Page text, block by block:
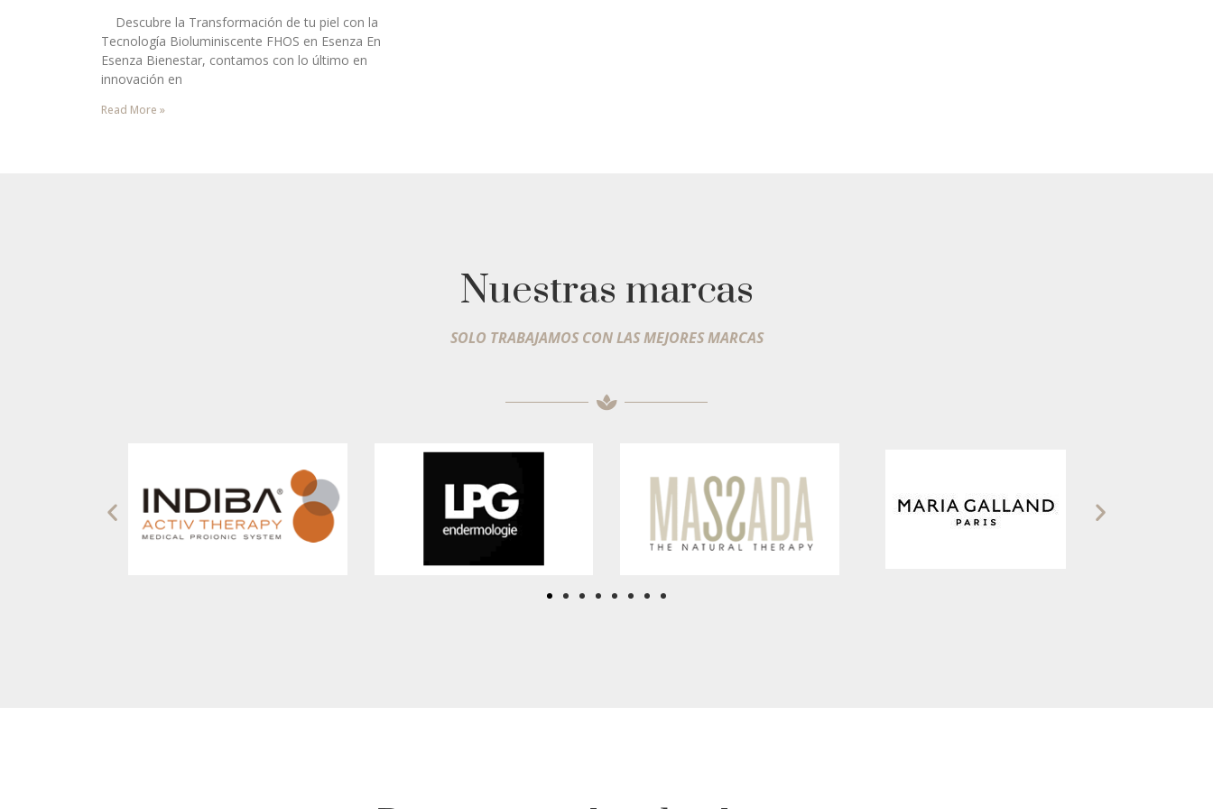
Descubre la Transformación de tu piel con la
Tecnología Bioluminiscente FHOS en Esenza En
Esenza Bienestar, contamos con lo último en
innovación en
Read More »
Nuestras marcas
SOLO TRABAJAMOS CON LAS MEJORES MARCAS